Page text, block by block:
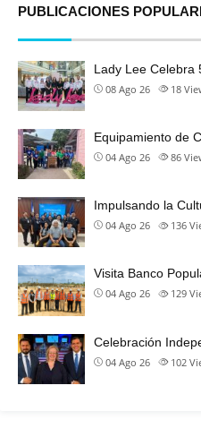
PUBLICACIONES
Lady Lee Celebra
08 Ago 26 18
Equipamiento de
04 Ago 26 86
Impulsando la
04 Ago 26 136
Visita Banco
04 Ago 26 129
Celebración
04 Ago 26 102